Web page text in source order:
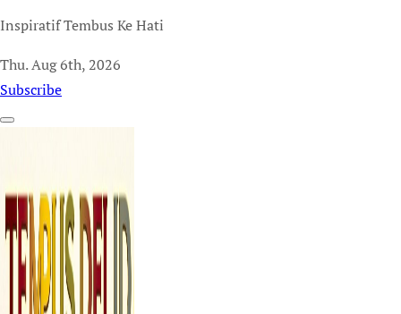
Inspiratif Tembus Ke Hati
Thu. Aug 6th, 2026
Subscribe